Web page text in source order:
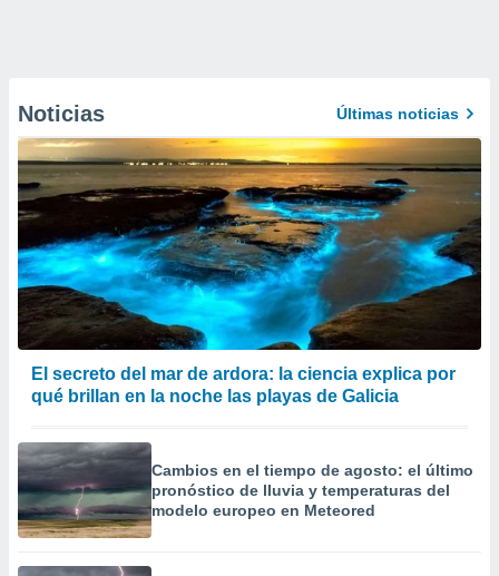
Noticias Últimas noticias
El secreto del mar de ardora: la ciencia explica por
qué brillan en la noche las playas de Galicia
Cambios en el tiempo de agosto: el último
pronóstico de lluvia y temperaturas del
modelo europeo en Meteored